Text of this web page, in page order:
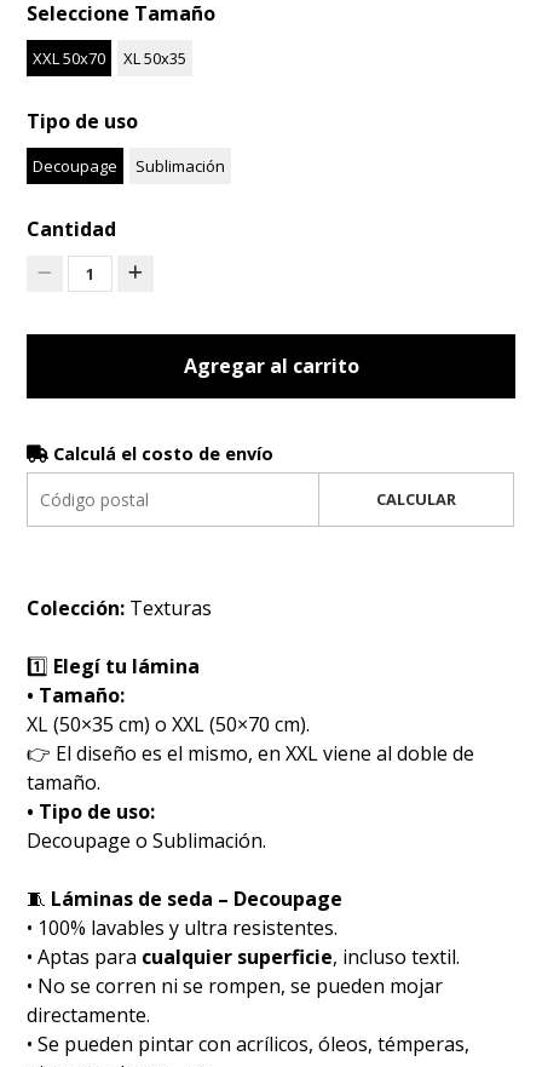
Seleccione Tamaño
XXL 50x70 XL 50x35
Tipo de uso
Decoupage Sublimación
Cantidad
1
Agregar al carrito
Calculá el costo de envío
CALCULAR
Colección: Texturas
1️⃣ Elegí tu lámina
• Tamaño:
XL (50×35 cm) o XXL (50×70 cm).
👉 El diseño es el mismo, en XXL viene al doble de
tamaño.
• Tipo de uso:
Decoupage o Sublimación.
🧵 Láminas de seda – Decoupage
• 100% lavables y ultra resistentes.
• Aptas para cualquier superficie, incluso textil.
• No se corren ni se rompen, se pueden mojar
directamente.
• Se pueden pintar con acrílicos, óleos, témperas,